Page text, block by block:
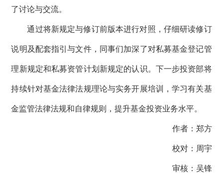
了讨论与交流。
通过将新规定与修订前版本进行对照，仔细研读修订
说明及配套指引与文件，同事们加深了对私募基金登记管
理新规定和私募资管计划新规定的认识。下一步投资部将
持续针对基金法律法规理论与实务开展培训，学习有关基
金监管法律法规和自律规则，提升基金投资业务水平。
作者：郑方
校对：周宇
审核：吴锋